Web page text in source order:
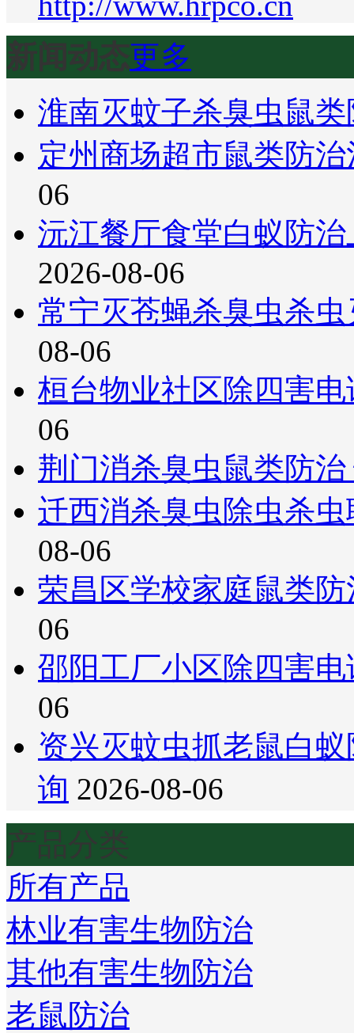
新闻动态更多
淮南灭蚊子杀臭虫鼠
定州商场超市鼠类防
06
沅江餐厅食堂白蚁防
2026-08-06
常宁灭苍蝇杀臭虫杀
08-06
桓台物业社区除四害
06
荆门消杀臭虫鼠类防
迁西消杀臭虫除虫杀
08-06
荣昌区学校家庭鼠类
06
邵阳工厂小区除四害
06
资兴灭蚊虫抓老鼠白
询 2026-08-06
产品分类
所有产品
林业有害生物防治
其他有害生物防治
老鼠防治